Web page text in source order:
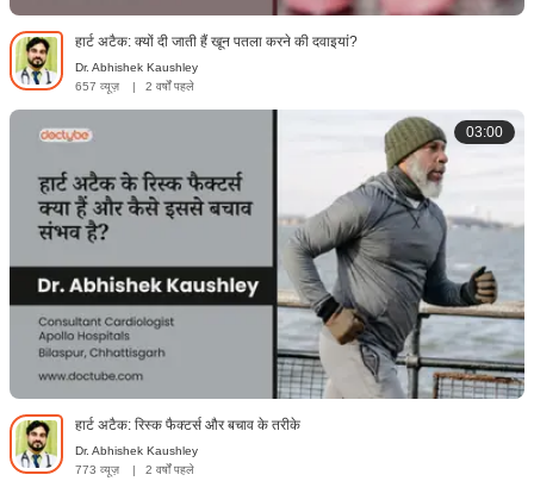
हार्ट अटैक: क्यों दी जाती हैं खून पतला करने की दवाइयां?
Dr. Abhishek Kaushley
657 व्यूज़
| 2 वर्षों पहले
03:00
हार्ट अटैक: रिस्क फैक्टर्स और बचाव के तरीके
Dr. Abhishek Kaushley
773 व्यूज़
| 2 वर्षों पहले